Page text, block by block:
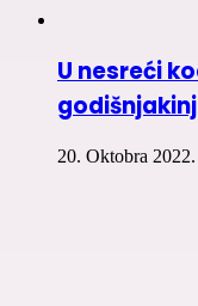
U nesreći
20. Oktobra 2022.